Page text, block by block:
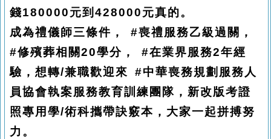
錢180000元到428000元真的。
成為禮儀師三條件， #喪禮服務乙級過關，
#修殯葬相關20學分， #在業界服務2年經
驗，想轉/兼職歡迎來 #中華喪務規劃服務人
員協會執案服務教育訓練團隊，新改版考證
照專用學/術科攜帶訣竅本，大家一起拼搏努
力。